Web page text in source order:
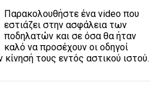
Παρακολουθήστε ένα video που
εστιάζει στην ασφάλεια των
ποδηλατών και σε όσα θα ήταν
καλό να προσέχουν οι οδηγοί
τους εντός αστικού ιστού.